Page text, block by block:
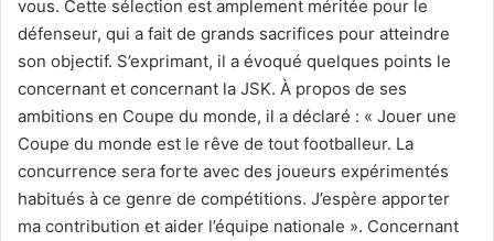
vous. Cette sélection est amplement méritée pour le
défenseur, qui a fait de grands sacrifices pour atteindre
son objectif. S’exprimant, il a évoqué quelques points le
concernant et concernant la JSK. À propos de ses
ambitions en Coupe du monde, il a déclaré : « Jouer une
Coupe du monde est le rêve de tout footballeur. La
concurrence sera forte avec des joueurs expérimentés
habitués à ce genre de compétitions. J’espère apporter
ma contribution et aider l’équipe nationale ». Concernant